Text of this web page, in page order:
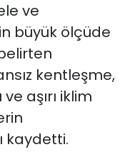
ve
büyük ölçüde
kentleşme,
aşırı iklim
kaydetti.